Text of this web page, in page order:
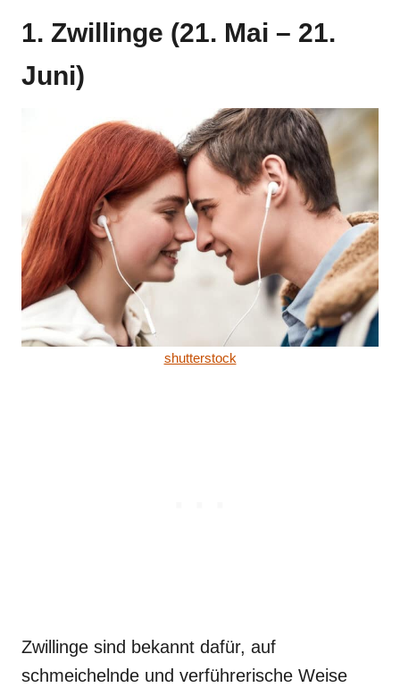
1. Zwillinge (21. Mai – 21.
Juni)
shutterstock
Zwillinge sind bekannt dafür, auf
schmeichelnde und verführerische Weise